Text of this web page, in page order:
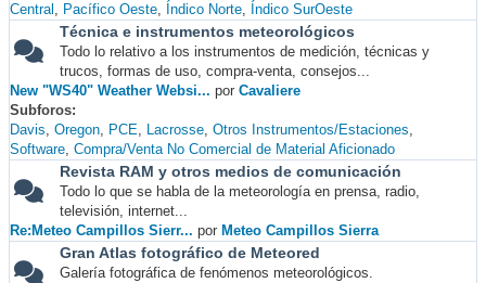
Central
Pacífico Oeste Índico Norte Índico SurOeste
Técnica e instrumentos meteorológicos
Todo lo relativo a los instrumentos de medición, técnicas y
trucos, formas de uso, compra-venta, consejos...
New "WS40" Weather Websi... por Cavaliere
Subforos
Davis Oregon PCE Lacrosse Otros Instrumentos/Estaciones
Software Compra/Venta No Comercial de Material Aficionado
Revista RAM y otros medios de comunicación
Todo lo que se habla de la meteorología en prensa, radio,
televisión, internet...
Re:Meteo Campillos Sierr... por Meteo Campillos Sierra
Gran Atlas fotográfico de Meteored
Galería fotográfica de fenómenos meteorológicos.